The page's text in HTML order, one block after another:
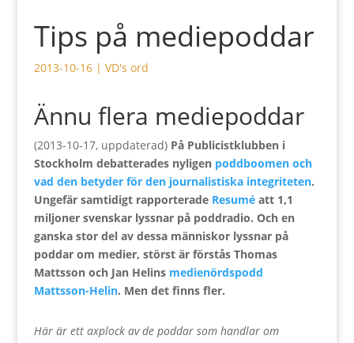
Tips på mediepoddar
2013-10-16| VD's ord
Ännu flera mediepoddar
(2013-10-17, uppdaterad) På Publicistklubben i
Stockholm debatterades nyligen poddboomen och
vad den betyder för den journalistiska integriteten.
Ungefär samtidigt rapporterade Resuméatt 1,1
miljoner svenskar lyssnar på poddradio. Och en
ganska stor del av dessa människor lyssnar på
poddar om medier, störst är förstås Thomas
Mattsson och Jan Helins medienördspodd
Mattsson-Helin. Men det finns fler.
Här är ett axplock av de poddar som handlar om